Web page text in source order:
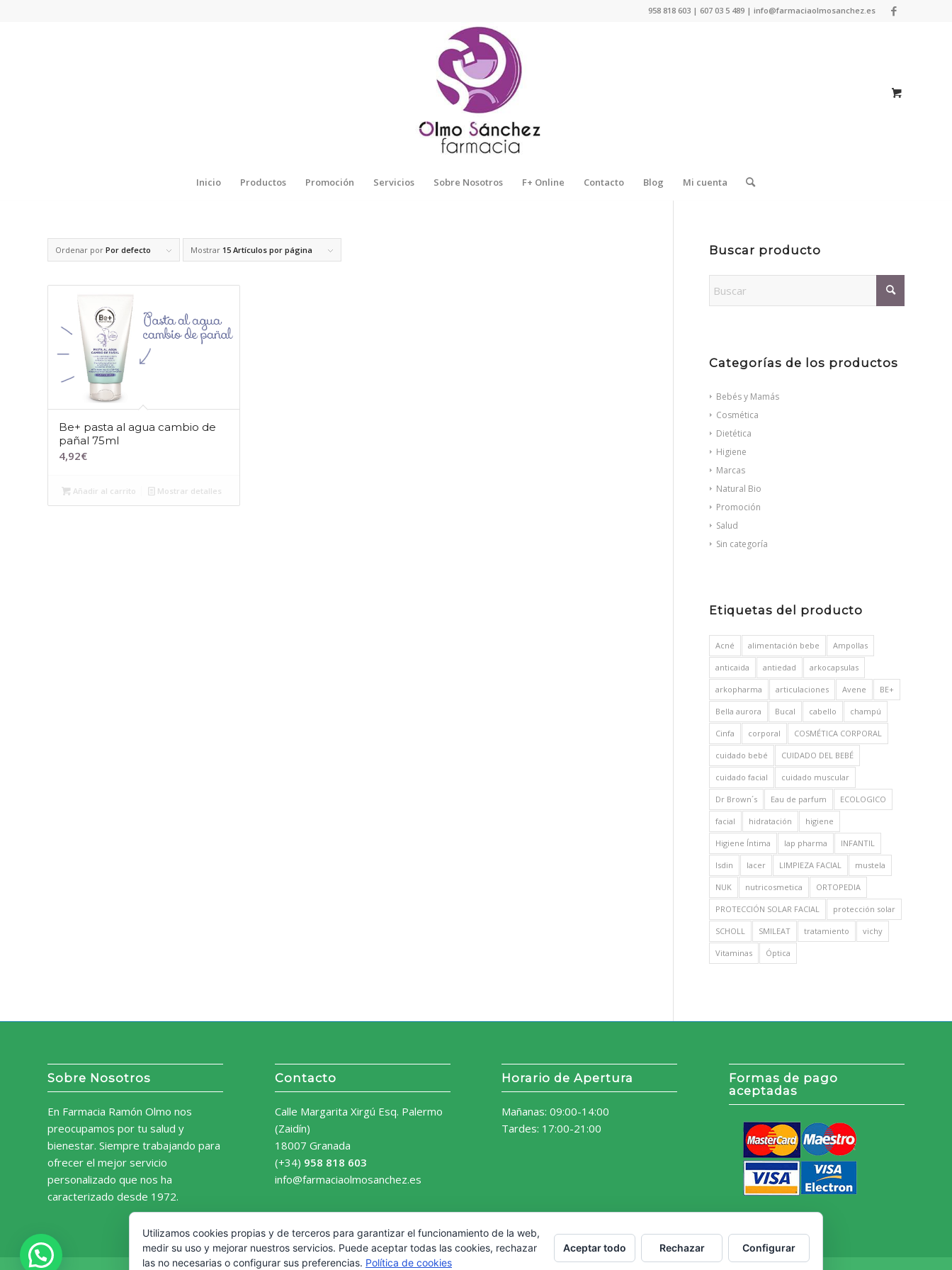
958 818 603 | 607 03 5 489 | info@farmaciaolmosanchez.es
Inicio Productos Promoción Servicios Sobre Nosotros F+ Online Contacto Blog Mi cuenta
Ordenar por Por defecto Mostrar 15 Artículos por página
Be+ pasta al agua cambio de
pañal 75ml
4,92€
Añadir al carrito Mostrar detalles
Buscar producto
Categorías de los productos
Bebés y Mamás
Cosmética
Dietética
Higiene
Marcas
Natural Bio
Promoción
Salud
Sin categoría
Etiquetas del producto
Acné alimentación bebe Ampollas
anticaida antiedad arkocapsulas
arkopharma articulaciones Avene BE+
Bella aurora Bucal cabello champú
Cinfa corporal COSMÉTICA CORPORAL
cuidado bebé CUIDADO DEL BEBÉ
cuidado facial cuidado muscular
Dr Brown´s Eau de parfum ECOLOGICO
facial hidratación higiene
Higiene Íntima Iap pharma INFANTIL
Isdin lacer LIMPIEZA FACIAL mustela
NUK nutricosmetica ORTOPEDIA
PROTECCIÓN SOLAR FACIAL protección solar
SCHOLL SMILEAT tratamiento vichy
Vitaminas Óptica
Sobre Nosotros
En Farmacia Ramón Olmo nos
preocupamos por tu salud y
bienestar. Siempre trabajando para
ofrecer el mejor servicio
personalizado que nos ha
caracterizado desde 1972.
Contacto
Calle Margarita Xirgú Esq. Palermo
(Zaidín)
18007 Granada
(+34) 958 818 603
info@farmaciaolmosanchez.es
Horario de Apertura
Mañanas: 09:00-14:00
Tardes: 17:00-21:00
Formas de pago
aceptadas
Utilizamos cookies propias y de terceros para garantizar el funcionamiento de la web,
medir su uso y mejorar nuestros servicios. Puede aceptar todas las cookies, rechazar
las no necesarias o configurar sus preferencias. Política de cookies
Aceptar todo Rechazar Configurar